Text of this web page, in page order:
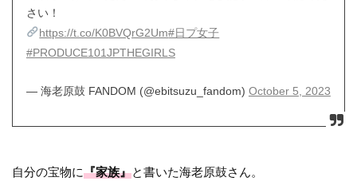
さい！
https://t.co/K0BVQrG2Um#日プ女子
#PRODUCE101JPTHEGIRLS
— 海老原鼓 FANDOM (@ebitsuzu_fandom) October 5, 2023
自分の宝物に『家族』と書いた海老原鼓さん。